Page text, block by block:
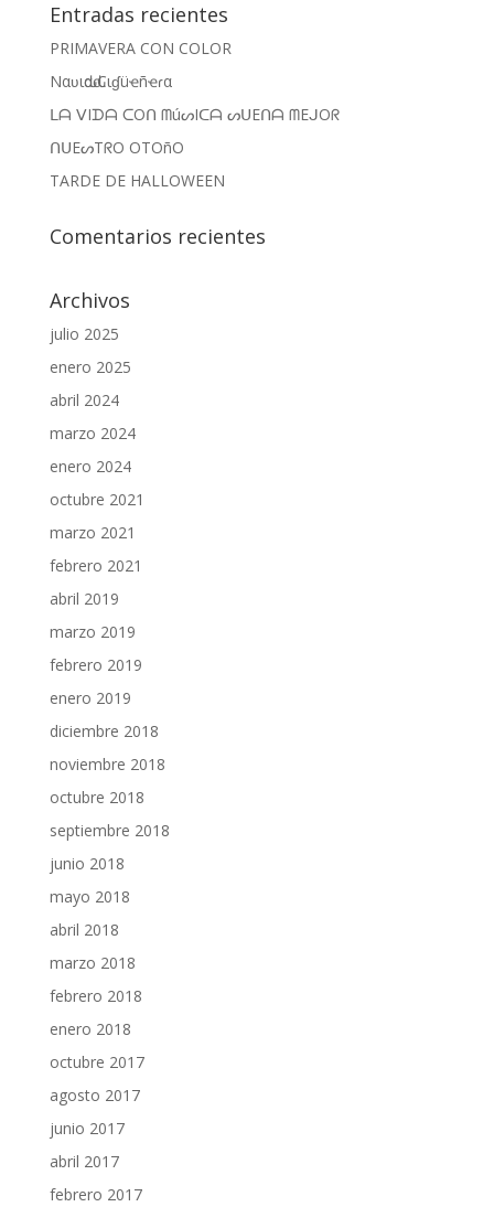
Entradas recientes
PRIMAVERA CON COLOR
Nαʋιԃαԃ Cιɠüҽñҽɾα
ᒪᗩ ᐯIᗪᗩ ᑕOᑎ ᗰúᔕIᑕᗩ ᔕᑌEᑎᗩ ᗰEᒍOᖇ
ᑎᑌEᔕTᖇO OTOñO
TARDE DE HALLOWEEN
Comentarios recientes
Archivos
julio 2025
enero 2025
abril 2024
marzo 2024
enero 2024
octubre 2021
marzo 2021
febrero 2021
abril 2019
marzo 2019
febrero 2019
enero 2019
diciembre 2018
noviembre 2018
octubre 2018
septiembre 2018
junio 2018
mayo 2018
abril 2018
marzo 2018
febrero 2018
enero 2018
octubre 2017
agosto 2017
junio 2017
abril 2017
febrero 2017